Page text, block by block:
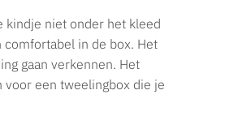
kindje niet onder het kleed
in de box. Het
gaan verkennen. Het
voor een tweelingbox die je